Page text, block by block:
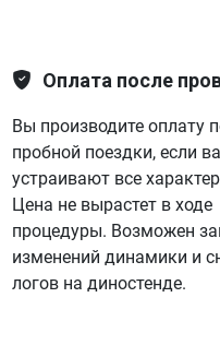
Оплата после
Вы производите оплату
пробной поездки, если
устраивают все
Цена не вырастет в ходе
процедуры. Возможен
изменений динамики и
логов на диностенде.